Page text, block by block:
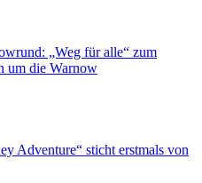
„Weg für alle“ zum
um die Warnow
Adventure“ sticht erstmals von